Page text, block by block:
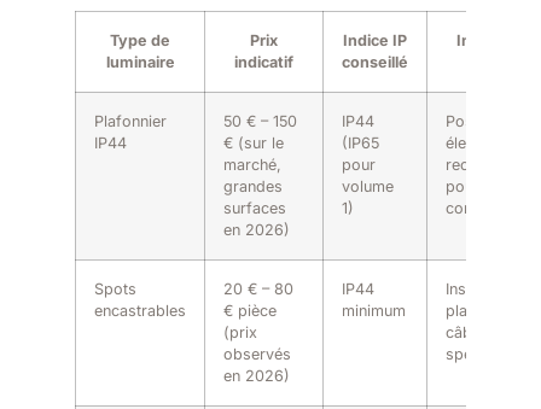
Type de
luminaire
Prix
indicatif
Indice IP
conseillé
Installation
Plafonnier
IP44
50 € – 150
€ (sur le
marché,
grandes
surfaces
en 2026)
IP44
(IP65
pour
volume
1)
Pose par
électricien
pour
conformité
Spots
encastrables
20 € – 80
€ pièce
(prix
observés
en 2026)
IP44
minimum
Insertion
plafond,
câblage
spécifique